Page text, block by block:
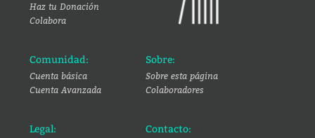
Haz tu Donación
Colabora
Comunidad:
Cuenta básica
Cuenta Avanzada
Sobre:
Sobre esta página
Colaboradores
Legal: Contacto: